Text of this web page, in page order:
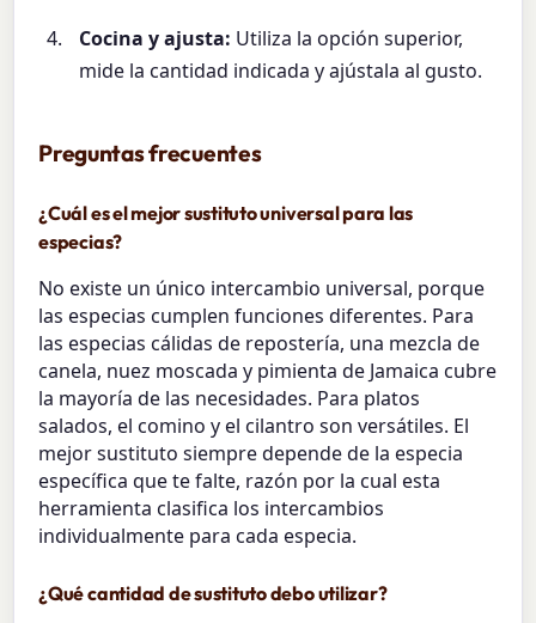
Cocina y ajusta: Utiliza la opción superior,
mide la cantidad indicada y ajústala al gusto.
Preguntas frecuentes
¿Cuál es el mejor sustituto universal para las
especias?
No existe un único intercambio universal, porque
las especias cumplen funciones diferentes. Para
las especias cálidas de repostería, una mezcla de
canela, nuez moscada y pimienta de Jamaica cubre
la mayoría de las necesidades. Para platos
salados, el comino y el cilantro son versátiles. El
mejor sustituto siempre depende de la especia
específica que te falte, razón por la cual esta
herramienta clasifica los intercambios
individualmente para cada especia.
¿Qué cantidad de sustituto debo utilizar?